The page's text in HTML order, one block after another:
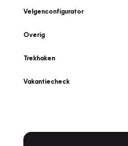
Velgenconfigurator
Overig
Trekhaken
Vakantiecheck